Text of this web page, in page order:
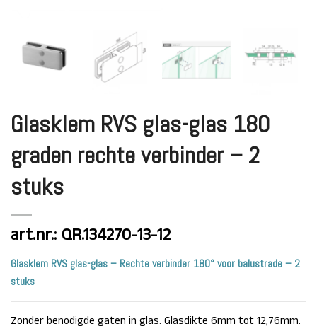
Glasklem RVS glas-glas 180
graden rechte verbinder – 2
stuks
art.nr.: QR.134270-13-12
Glasklem RVS glas-glas – Rechte verbinder 180° voor balustrade – 2
stuks
Zonder benodigde gaten in glas. Glasdikte 6mm tot 12,76mm.